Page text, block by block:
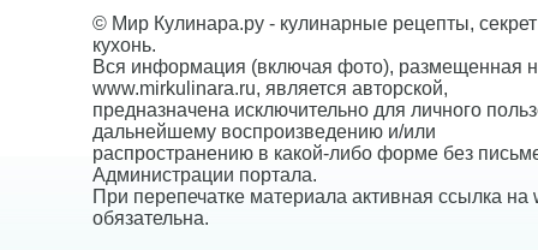
© Мир Кулинара.ру - кулинарные рецепты,
кухонь.
Вся информация (включая фото), размещенная
www.mirkulinara.ru, является авторской,
предназначена исключительно для личного
дальнейшему воспроизведению и/или
распространению в какой-либо форме без
Администрации портала.
При перепечатке материала активная ссылка на
обязательна.